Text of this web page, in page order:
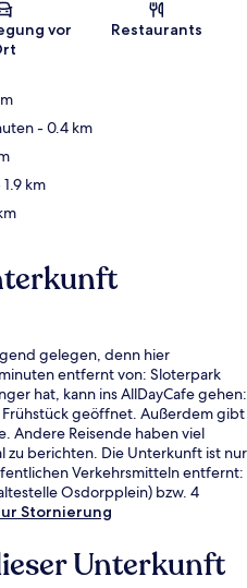
Karte
vor
Restaurants
- 0.4 km
1.9 km
gelegen, denn hier
entfernt von: Sloterpark
hat, kann ins AllDayCafe gehen:
Frühstück geöffnet. Außerdem gibt
Andere Reisende haben viel
zu berichten. Die Unterkunft ist nur
Verkehrsmitteln entfernt:
Osdorpplein) bzw. 4
Stornierung
Unterkunft